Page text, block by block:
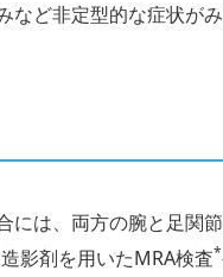
など非定型的な症状が
には、両方の腕と足関
影剤を用いたMRA検査*